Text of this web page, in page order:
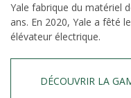
Yale fabrique du matériel
ans. En 2020, Yale a fêté
élévateur électrique.
DÉCOUVRIR LA